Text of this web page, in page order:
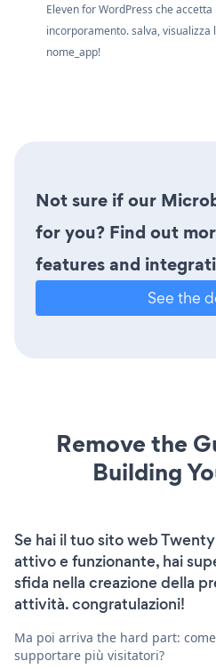
Eleven for WordPress che
incorporamento. salva,
nome_app!
Not sure if our
for you? Find out
features and
See the
Remove the
Building
Se hai il tuo sito web
attivo e funzionante, hai
sfida nella creazione della
attività. congratulazioni!
Ma poi arriva the hard part:
supportare più visitatori?